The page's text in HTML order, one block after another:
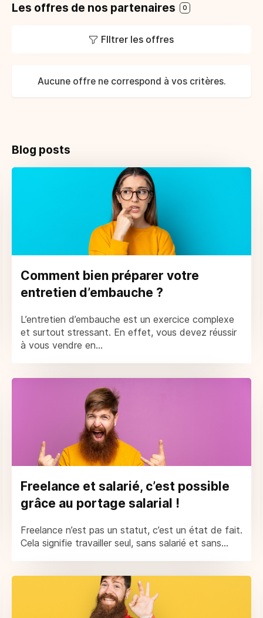
Les offres de nos partenaires 0
FIltrer les offres
Aucune offre ne correspond à vos critères.
Blog posts
Comment bien préparer votre
entretien d’embauche ?
L’entretien d’embauche est un exercice complexe
et surtout stressant. En effet, vous devez réussir
à vous vendre en...
Freelance et salarié, c’est possible
grâce au portage salarial !
Freelance n’est pas un statut, c’est un état de fait.
Cela signifie travailler seul, sans salarié et sans...